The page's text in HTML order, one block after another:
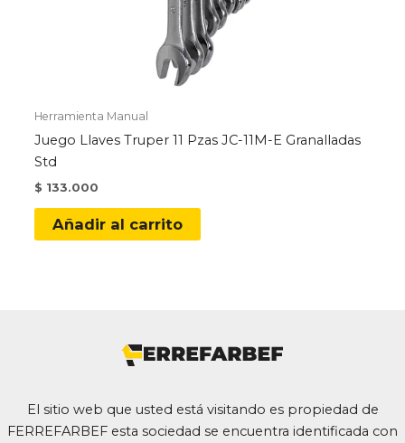
Herramienta Manual
Juego Llaves Truper 11 Pzas JC-11M-E Granalladas
Std
$ 133.000
Añadir al carrito
El sitio web que usted está visitando es propiedad de
FERREFARBEF esta sociedad se encuentra identificada con